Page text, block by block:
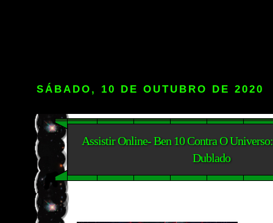
SÁBADO, 10 DE OUTUBRO DE 2020
Assistir Online- Ben 10 Contra O
Dublado